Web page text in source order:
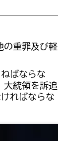
の重罪及び軽
ばならな
大統領を訴追
ればならな